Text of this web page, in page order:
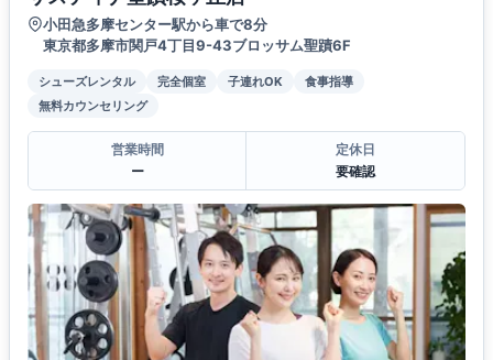
小田急多摩センター駅から車で8分
東京都多摩市関戸4丁目9-43ブロッサム聖蹟6F
シューズレンタル 完全個室 子連れOK
食事指導
無料カウンセリング
営業時間
ー
定休日
要確認